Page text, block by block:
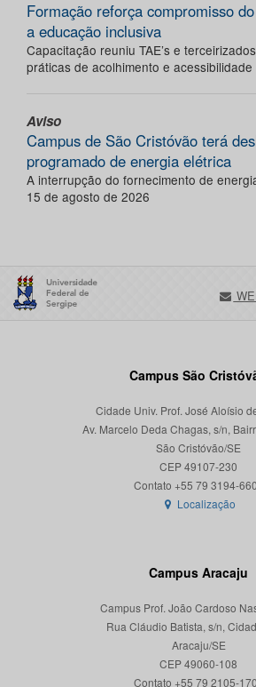
Formação reforça compromisso
a educação inclusiva
Capacitação reuniu TAE’s e
práticas de acolhimento e acessibilidade
Aviso
Campus de São Cristóvão terá
programado de energia elétrica
A interrupção do fornecimento de
15 de agosto de 2026
Campus São
Cidade Univ. Prof. José Aloísio
Av. Marcelo Deda Chagas, s/n,
São Cristóvão/SE
CEP 49107-230
Localização
Campus Aracaju
Campus Prof. João Cardoso
Rua Cláudio Batista, s/n,
Aracaju/SE
CEP 49060-108